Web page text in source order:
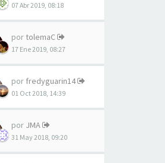
07 Abr 2019, 08:18
por tolemaC
17 Ene 2019, 08:27
por fredyguarin14
01 Oct 2018, 14:39
por JMA
31 May 2018, 09:20